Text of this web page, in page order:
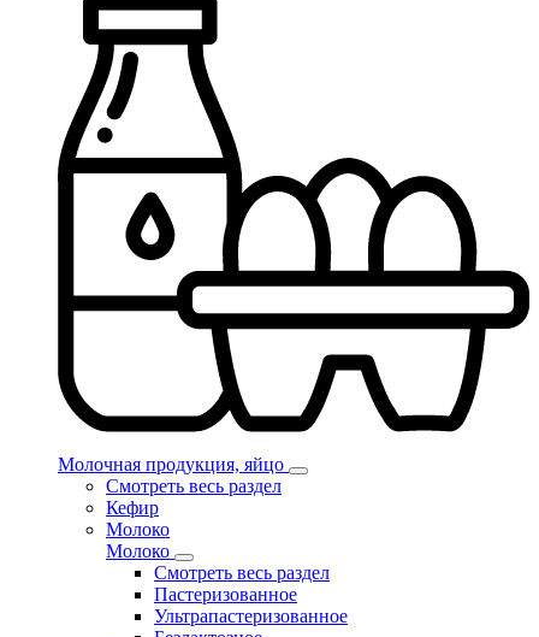
Молочная продукция, яйцо
Смотреть весь раздел
Кефир
Молоко
Молоко
Смотреть весь раздел
Пастеризованное
Ультрапастеризованное